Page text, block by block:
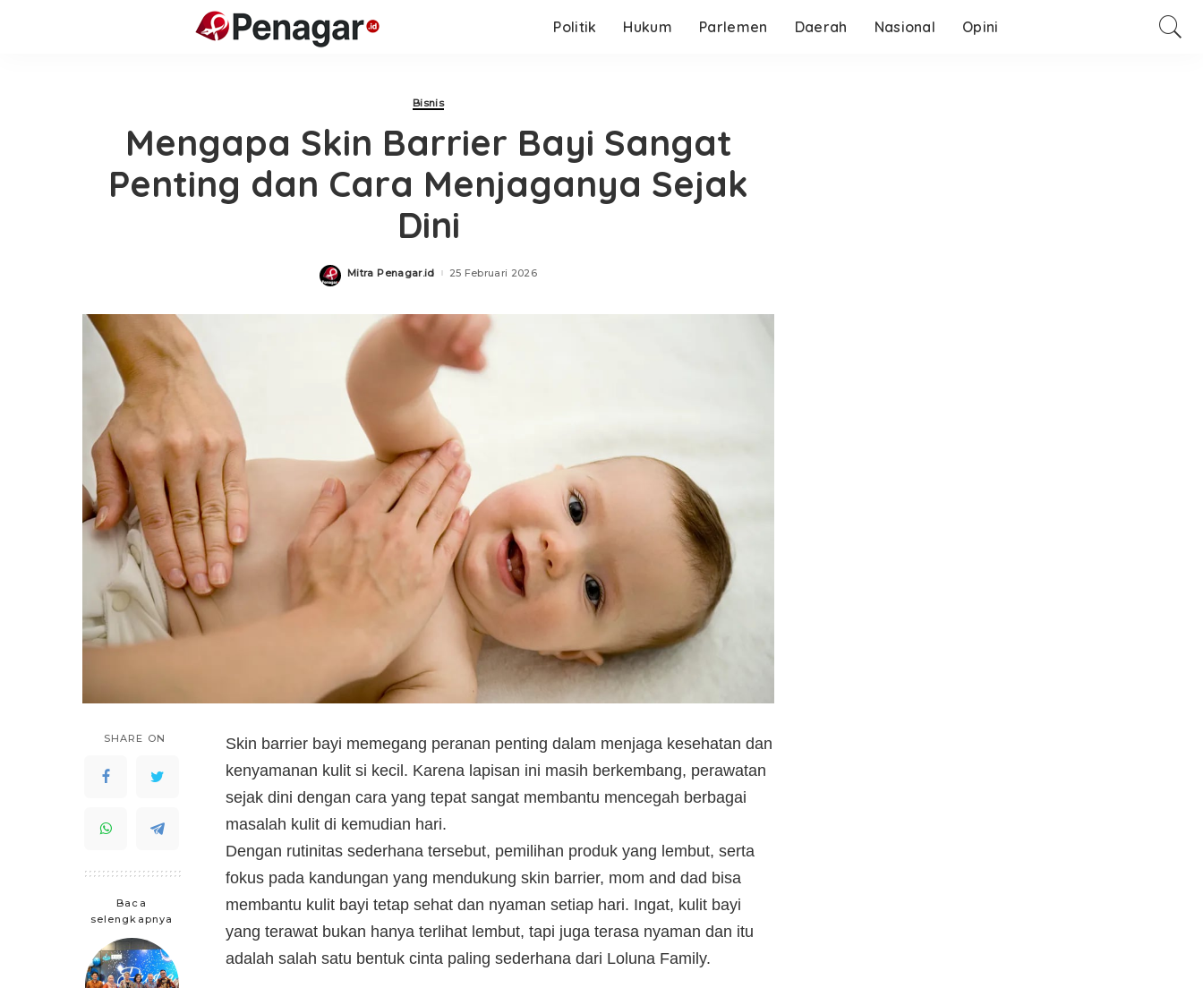
Politik Hukum Parlemen Daerah Nasional Opini
Bisnis
Mengapa Skin Barrier Bayi Sangat
Penting dan Cara Menjaganya Sejak
Dini
Posted
Mitra Penagar.id 25 Februari 2026
SHARE ON
Baca
selengkapnya
Skin barrier bayi memegang peranan penting dalam menjaga kesehatan dan
kenyamanan kulit si kecil. Karena lapisan ini masih berkembang, perawatan
sejak dini dengan cara yang tepat sangat membantu mencegah berbagai
masalah kulit di kemudian hari.
Dengan rutinitas sederhana tersebut, pemilihan produk yang lembut, serta
fokus pada kandungan yang mendukung skin barrier, mom and dad bisa
membantu kulit bayi tetap sehat dan nyaman setiap hari. Ingat, kulit bayi
yang terawat bukan hanya terlihat lembut, tapi juga terasa nyaman dan itu
adalah salah satu bentuk cinta paling sederhana dari Loluna Family.